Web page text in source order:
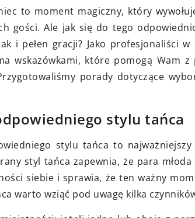
to moment magiczny, który
gości. Ale jak się do tego
i pełen gracji? Jako profesjonaliści
wskazówkami, które pomogą Wam
porady dotyczące
stylu tańca
stylu tańca to
styl tańca zapewnia, że para
siebie i sprawia, że ten ważny
warto wziąć pod uwagę kilka
kroki są
licytacji
Poradnik wyjaśni
i wymagania,
by skutecznie
Przygotowanie
wyprawy
zarówno
planowania,
bezpiecznie i
przygodą na